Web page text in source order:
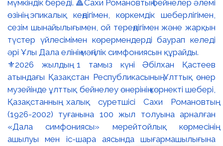
⚜️2026 жылдың 1 тамыз күні Әбілхан Қастеев
атындағы Қазақстан Республикасының Ұлттық өнер
музейінде ұлттық бейнелеу өнерінің көрнекті шебері,
Қазақстанның халық суретшісі Сахи Романовтың
(1926-2002) туғанына 100 жыл толуына арналған
«Дала симфониясы» мерейтойлық көрмесінің
ашылуы мен іс-шара аясында шығармашылығына